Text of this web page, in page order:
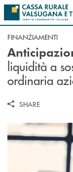
Salta al contenuto
FINANZIAMENTI
liquidità a
ordinaria
SHARE